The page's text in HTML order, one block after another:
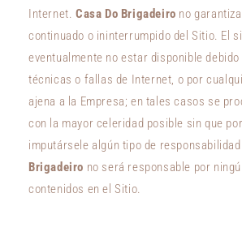
Internet. Casa Do Brigadeiro no
continuado o ininterrumpido del Sitio. El
eventualmente no estar disponible
técnicas o fallas de Internet, o por
ajena a la Empresa; en tales casos se
con la mayor celeridad posible sin que
imputársele algún tipo de
Brigadeiro no será responsable por
contenidos en el Sitio.